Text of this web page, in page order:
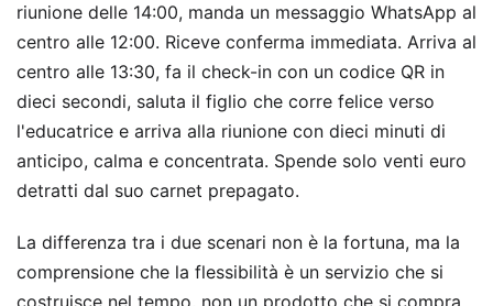
riunione delle 14:00, manda un messaggio WhatsApp al
centro alle 12:00. Riceve conferma immediata. Arriva al
centro alle 13:30, fa il check-in con un codice QR in
dieci secondi, saluta il figlio che corre felice verso
l'educatrice e arriva alla riunione con dieci minuti di
anticipo, calma e concentrata. Spende solo venti euro
detratti dal suo carnet prepagato.
La differenza tra i due scenari non è la fortuna, ma la
comprensione che la flessibilità è un servizio che si